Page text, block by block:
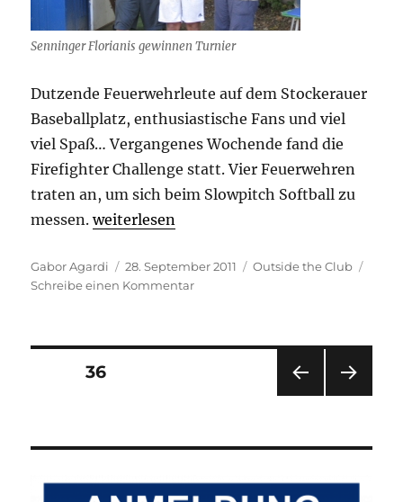
Senninger Florianis gewinnen Turnier
Dutzende Feuerwehrleute auf dem Stockerauer
Baseballplatz, enthusiastische Fans und viel
viel Spaß… Vergangenes Wochende fand die
Firefighter Challenge statt. Vier Feuerwehren
traten an, um sich beim Slowpitch Softball zu
messen.„Senninger Florianis gewinnen Turnier“
weiterlesen
Autor
Gabor Agardi
Veröffentlicht
am
28. September 2011 Kategorien
Outside the Club
Schreibe einen Kommentarzu
Seitennummerierung
Beiträge
SEIT
SEITE36
E